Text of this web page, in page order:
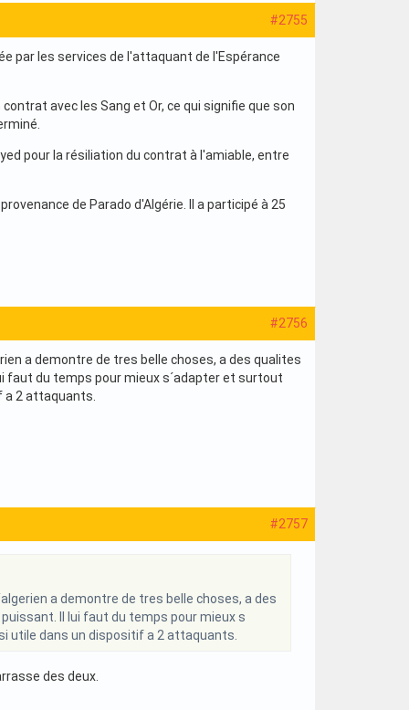
#2755
par les services de l'attaquant de l'Espérance
avec les Sang et Or, ce qui signifie que son
pour la résiliation du contrat à l'amiable, entre
de Parado d'Algérie. Il a participé à 25
#2756
a demontre de tres belle choses, a des qualites
faut du temps pour mieux s´adapter et surtout
a 2 attaquants.
#2757
a demontre de tres belle choses, a des
Il lui faut du temps pour mieux s
utile dans un dispositif a 2 attaquants.
des deux.